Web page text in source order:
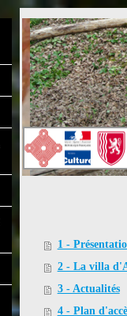
1 -
2 - La villa
3 - Actualités
4 - Plan